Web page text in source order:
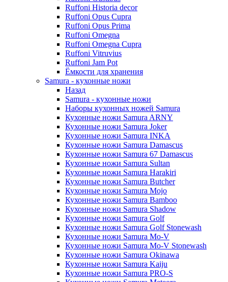
Ruffoni Historia decor
Ruffoni Opus Cupra
Ruffoni Opus Prima
Ruffoni Omegna
Ruffoni Omegna Cupra
Ruffoni Vitruvius
Ruffoni Jam Pot
Ёмкости для хранения
Samura - кухонные ножи
Назад
Samura - кухонные ножи
Наборы кухонных ножей Samura
Кухонные ножи Samura ARNY
Кухонные ножи Samura Joker
Кухонные ножи Samura INKA
Кухонные ножи Samura Damascus
Кухонные ножи Samura 67 Damascus
Кухонные ножи Samura Sultan
Кухонные ножи Samura Harakiri
Кухонные ножи Samura Butcher
Кухонные ножи Samura Mojo
Кухонные ножи Samura Bamboo
Кухонные ножи Samura Shadow
Кухонные ножи Samura Golf
Кухонные ножи Samura Golf Stonewash
Кухонные ножи Samura Mo-V
Кухонные ножи Samura Mo-V Stonewash
Кухонные ножи Samura Okinawa
Кухонные ножи Samura Kaiju
Кухонные ножи Samura PRO-S